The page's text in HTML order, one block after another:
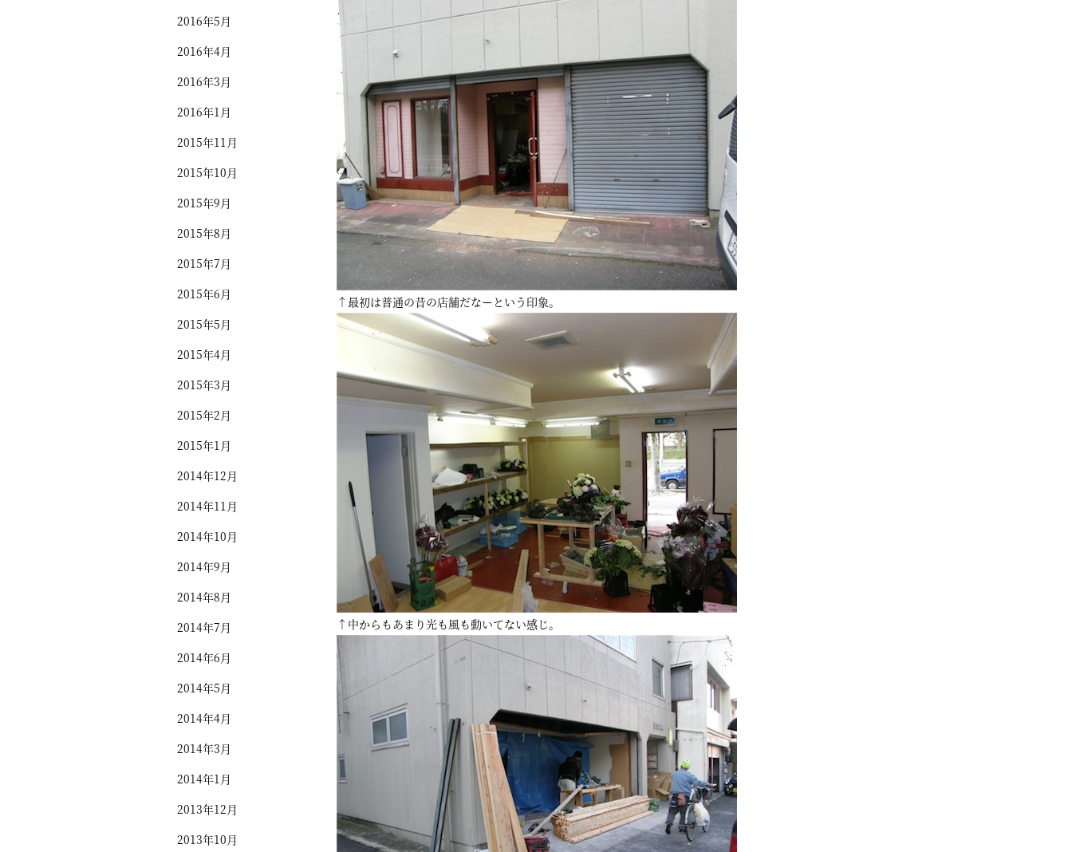
2016年5月
2016年4月
2016年3月
2016年1月
2015年11月
2015年10月
2015年9月
2015年8月
2015年7月
2015年6月
2015年5月
2015年4月
2015年3月
2015年2月
2015年1月
2014年12月
2014年11月
2014年10月
2014年9月
2014年8月
2014年7月
2014年6月
2014年5月
2014年4月
2014年3月
2014年1月
2013年12月
2013年10月
↑最初は普通の昔の店舗だなーという印象。
↑中からもあまり光も風も動いてない感じ。